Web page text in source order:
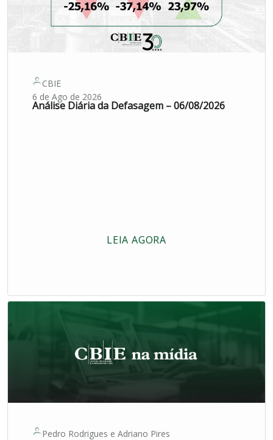
CBIE
6 de Ago de 2026
Análise Diária da Defasagem – 06/08/2026
LEIA AGORA
Pedro Rodrigues e Adriano Pires